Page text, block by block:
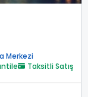
Merkezi
Taksitli Satış